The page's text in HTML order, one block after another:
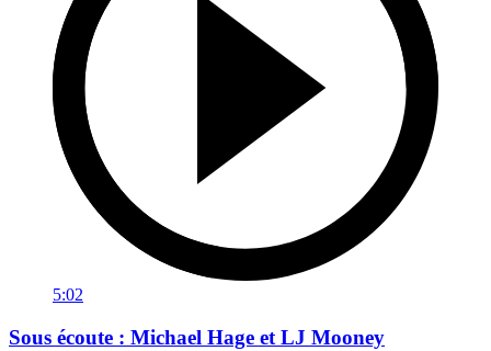
5:02
Sous écoute : Michael Hage et LJ Mooney